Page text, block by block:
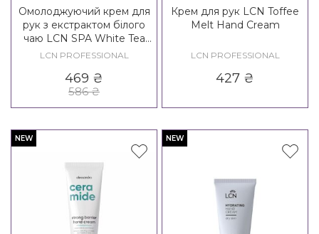
Омолоджуючий крем для
рук з екстрактом білого
чаю LCN SPA White Tea
Hand Cream
LCN PROFESSIONAL
469 ₴
586₴
Крем для рук LCN Toffee
Melt Hand Cream
LCN PROFESSIONAL
427 ₴
NEW NEW